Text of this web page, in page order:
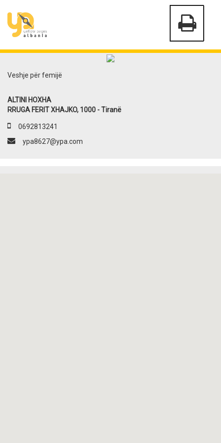
Veshje për femijë
ALTINI HOXHA
RRUGA FERIT XHAJKO, 1000 - Tiranë
0692813241
ypa8627@ypa.com